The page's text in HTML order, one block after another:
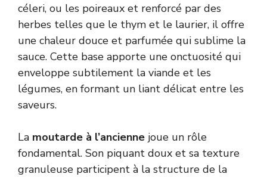
céleri, ou les poireaux et renforcé par des
herbes telles que le thym et le laurier, il offre
une chaleur douce et parfumée qui sublime la
sauce. Cette base apporte une onctuosité qui
enveloppe subtilement la viande et les
légumes, en formant un liant délicat entre les
saveurs.
La moutarde à l’ancienne joue un rôle
fondamental. Son piquant doux et sa texture
granuleuse participent à la structure de la